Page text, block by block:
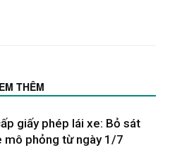
THÊM
giấy phép lái xe: Bỏ sát
mô phỏng từ ngày 1/7